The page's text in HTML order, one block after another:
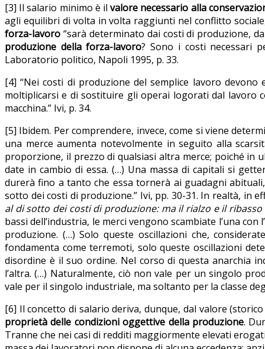
[3] Il salario minimo è ilvalore necessario alla
agli equilibri di volta in volta raggiunti nel conflitto
forza-lavoro “sarà determinato dai costi di produzione,
produzione della forza-lavoro? Sono i costi necessari
Laboratorio politico, Napoli 1995, p. 33.
[4] “Nei costi di produzione del semplice lavoro
moltiplicarsi e di sostituire gli operai logorati dal lavoro
macchina.” Ivi, p. 34.
[5] Ibidem. Per comprendere, invece, come si viene
una merce aumenta notevolmente in seguito alla
proporzione, il prezzo di qualsiasi altra merce; poiché
date in cambio di essa. (…) Una massa di capitali si
durerà fino a tanto che essa tornerà ai guadagni
sotto dei costi di produzione.” Ivi, pp. 30-31. In realtà, in
al di sotto dei costi di produzione: ma il rialzo e il
bassi dell’industria, le merci vengono scambiate l’una
produzione. (…) Solo queste oscillazioni che,
fondamenta come terremoti, solo queste oscillazioni
disordine è il suo ordine. Nel corso di questa anarchia
l’altra. (…) Naturalmente, ciò non vale per un singolo
vale per il singolo industriale, ma soltanto per la classe
[6] Il concetto di salario deriva, dunque, dal valore
proprietà delle condizioni oggettive della produzione.
Tranne che nei casi di redditi maggiormente elevati